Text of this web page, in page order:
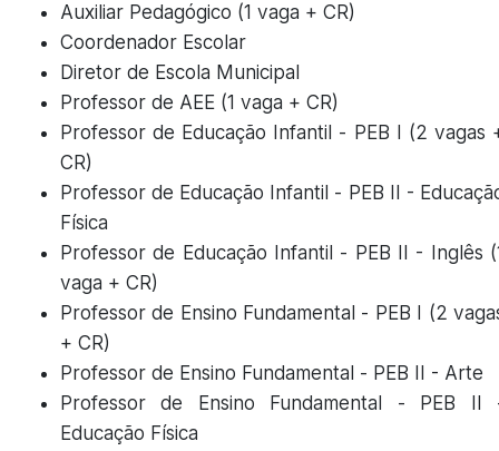
Auxiliar Pedagógico (1 vaga + CR)
Coordenador Escolar
Diretor de Escola Municipal
Professor de AEE (1 vaga + CR)
Professor de Educação Infantil - PEB I (2 vagas
CR)
Professor de Educação Infantil - PEB II -
Física
Professor de Educação Infantil - PEB II - Inglês
vaga + CR)
Professor de Ensino Fundamental - PEB I (2
+ CR)
Professor de Ensino Fundamental - PEB II - Arte
Professor de Ensino Fundamental - PEB II
Educação Física